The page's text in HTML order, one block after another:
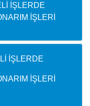
İŞLERDE
İŞLERI
İŞLERDE
İŞLERI